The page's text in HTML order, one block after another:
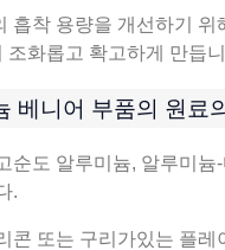
흡착 용량을 개선하기
조화롭고 확고하게 만듭
베니어 부품의 원료
순도 알루미늄, 알루미
.
콘 또는 구리가있는 플